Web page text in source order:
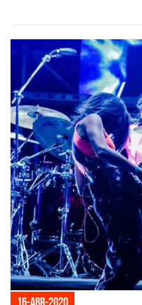
16-abr-2020